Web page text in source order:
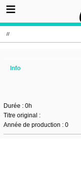
//
Info
Durée : 0h
Titre original :
Année de production : 0